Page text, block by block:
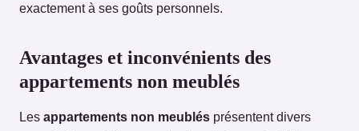
exactement à ses goûts personnels.
Avantages et inconvénients des
appartements non meublés
Les appartements non meublés présentent divers